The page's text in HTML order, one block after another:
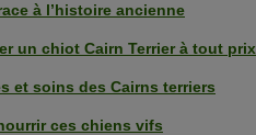
à l’histoire ancienne
un chiot Cairn Terrier à tout prix
et soins des Cairns terriers
ces chiens vifs